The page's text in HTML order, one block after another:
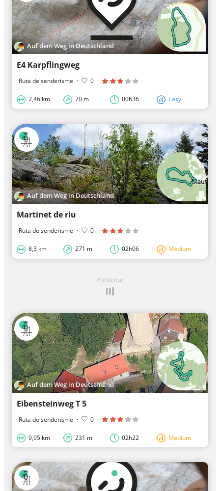
Auf dem Weg in Deutschland
E4 Karpflingweg
Ruta de senderisme · 0 ·
2,46 km 70 m 00h36 Easy
Auf dem Weg in Deutschland
Martinet de riu
Ruta de senderisme · 0 ·
8,3 km 271 m 02h06 Medium
Publicitat
Auf dem Weg in Deutschland
Eibensteinweg T 5
Ruta de senderisme · 0 ·
9,95 km 231 m 02h22 Medium